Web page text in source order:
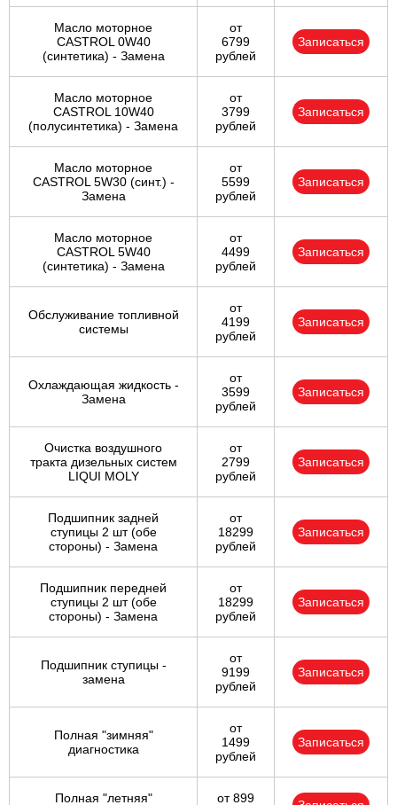
Масло моторное
CASTROL 0W40
(синтетика) - Замена
от
6799
рублей
Записаться
Масло моторное
CASTROL 10W40
(полусинтетика) - Замена
от
3799
рублей
Записаться
Масло моторное
CASTROL 5W30 (синт.) -
Замена
от
5599
рублей
Записаться
Масло моторное
CASTROL 5W40
(синтетика) - Замена
от
4499
рублей
Записаться
Обслуживание топливной
системы
от
4199
рублей
Записаться
Охлаждающая жидкость -
Замена
от
3599
рублей
Записаться
Очистка воздушного
тракта дизельных систем
LIQUI MOLY
от
2799
рублей
Записаться
Подшипник задней
ступицы 2 шт (обе
стороны) - Замена
от
18299
рублей
Записаться
Подшипник передней
ступицы 2 шт (обе
стороны) - Замена
от
18299
рублей
Записаться
Подшипник ступицы -
замена
от
9199
рублей
Записаться
Полная "зимняя"
диагностика
от
1499
рублей
Записаться
Полная "летняя" от 899